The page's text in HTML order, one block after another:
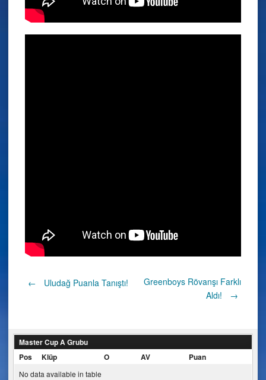
Post
← Uludağ Puanla Tanıştı!
Greenboys Rövanşı Farklı
Aldı!
→
Master Cup A Grubu
Pos
Klüp O AV Puan
No data available in table